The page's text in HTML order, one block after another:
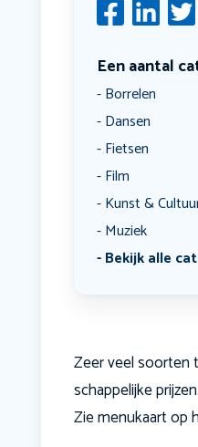
Een aantal
Borrelen
Dansen
Fietsen
Film
Kunst &
Muziek
Bekijk alle
Zeer veel soorten
schappelijke
Zie menukaart op